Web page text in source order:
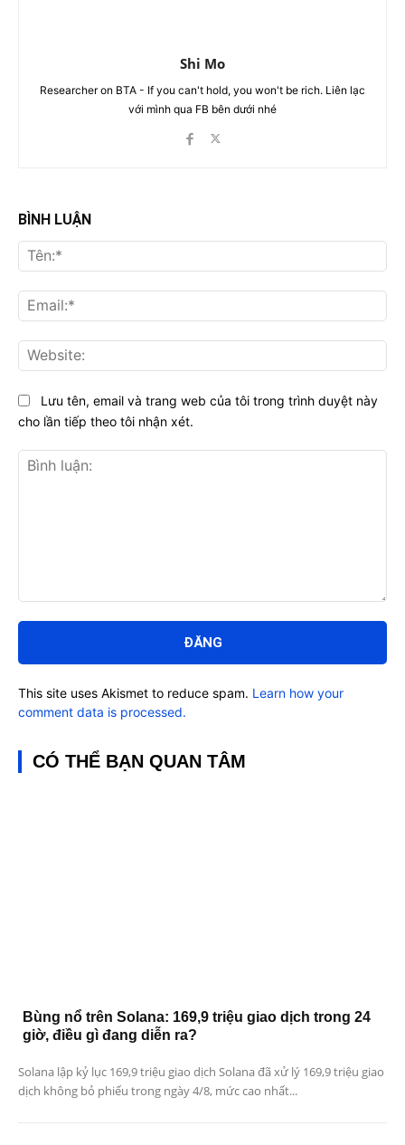
Shi Mo
Researcher on BTA - If you can't hold, you won't be rich. Liên lạc
với mình qua FB bên dưới nhé
BÌNH LUẬN
luận:
Lưu tên, email và trang web của tôi trong trình duyệt này
cho lần tiếp theo tôi nhận xét.
This site uses Akismet to reduce spam. Learn how your
comment data is processed.
CÓ THỂ BẠN QUAN TÂM
Bùng nổ trên Solana: 169,9 triệu giao dịch trong 24
giờ, điều gì đang diễn ra?
Solana lập kỷ lục 169,9 triệu giao dịch Solana đã xử lý 169,9 triệu giao
dịch không bỏ phiếu trong ngày 4/8, mức cao nhất...